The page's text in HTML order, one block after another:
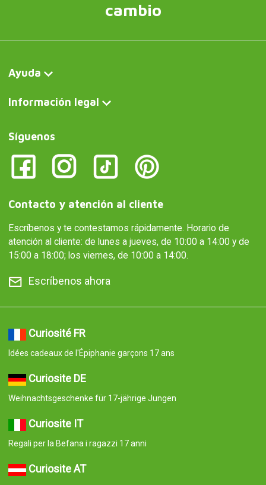
cambio
Ayuda
Información legal
Síguenos
Contacto y atención al cliente
Escríbenos y te contestamos rápidamente. Horario de
atención al cliente: de lunes a jueves, de 10:00 a 14:00 y de
15:00 a 18:00; los viernes, de 10:00 a 14:00.
Escríbenos ahora
Curiosité FR
Idées cadeaux de l'Épiphanie garçons 17 ans
Curiosite DE
Weihnachtsgeschenke für 17-jährige Jungen
Curiosite IT
Regali per la Befana i ragazzi 17 anni
Curiosite AT